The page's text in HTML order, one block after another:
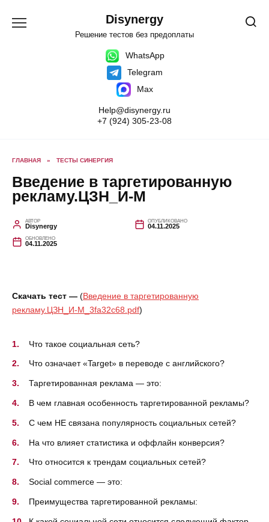
содержанию
Disynergy
Решение тестов без предоплаты
WhatsApp
Telegram
Max
Help@disynergy.ru
+7 (924) 305-23-08
ГЛАВНАЯ » ТЕСТЫ СИНЕРГИЯ
Введение в таргетированную
рекламу.ЦЗН_И-М
АВТОР
Disynergy
ОПУБЛИКОВАНО
04.11.2025
ОБНОВЛЕНО
04.11.2025
Скачать тест — (Введение в таргетированную
рекламу.ЦЗН_И-М_3fa32c68.pdf)
Что такое социальная сеть?
Что означает «Target» в переводе с английского?
Таргетированная реклама — это:
В чем главная особенность таргетированной рекламы?
С чем НЕ связана популярность социальных сетей?
На что влияет статистика и оффлайн конверсия?
Что относится к трендам социальных сетей?
Social commerce — это:
Преимущества таргетированной рекламы: